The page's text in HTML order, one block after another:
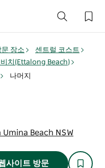
장소
센트럴 코스트
치(Ettalong Beach)
나머지
Beach NSW
사이트 방문